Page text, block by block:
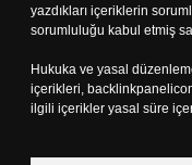
yazdıkları içeriklerin
sorumluluğu kabul etmiş
Hukuka ve yasal
içerikleri,
ilgili içerikler yasal süre